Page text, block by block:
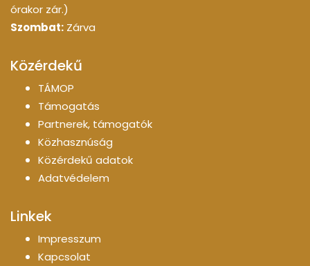
órakor zár.)
Szombat: Zárva
Közérdekű
TÁMOP
Támogatás
Partnerek, támogatók
Közhasznúság
Közérdekű adatok
Adatvédelem
Linkek
Impresszum
Kapcsolat